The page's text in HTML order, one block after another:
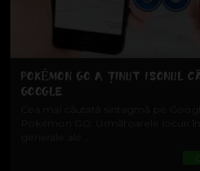
POKÉMON GO A ŢINUT ISONUL
GOOGLE
Cea mai căutată sintagmă pe
Pokémon GO. Următoarele locuri în
generale ale...